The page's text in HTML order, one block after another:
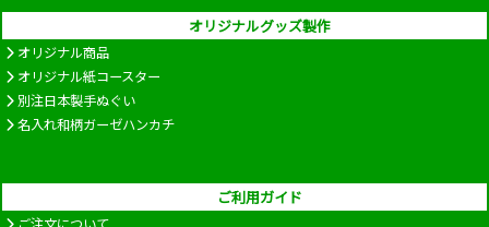
オリジナルグッズ製作
オリジナル商品
オリジナル紙コースター
別注日本製手ぬぐい
名入れ和柄ガーゼハンカチ
ご利用ガイド